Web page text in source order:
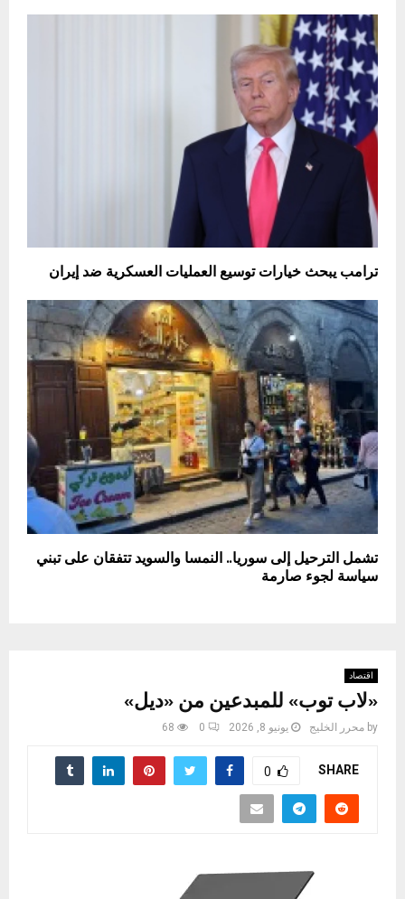
ترامب يبحث خيارات توسيع العمليات العسكرية ضد إيران
تشمل الترحيل إلى سوريا.. النمسا والسويد تتفقان على تبني
سياسة لجوء صارمة
اقتصاد
«لاب توب» للمبدعين من «ديل»
by محرر الخليج يونيو 8, 2026 0
68
SHARE
0